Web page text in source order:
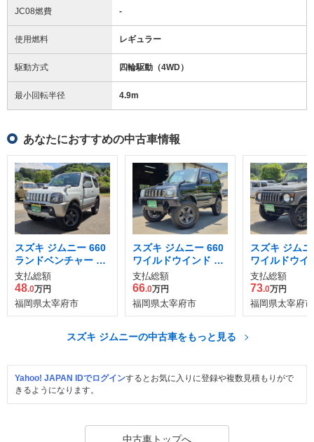
JC08燃費 -
使用燃料 レギュラー
駆動方式 四輪駆動（4WD）
最小回転半径 4.9m
あなたにおすすめの中古車情報
スズキ ジムニー 660
ランドベンチャー 4
WD
支払総額
48.0万円
福岡県太宰府市
スズキ ジムニー 660
ワイルドウインド 4
WD
支払総額
66.0万円
福岡県太宰府市
スズキ ジム
ワイルドウイ
WD
支払総額
73.0万円
福岡県太宰府市
スズキ ジムニーの中古車をもっと見る
Yahoo! JAPAN IDでログインするとお気に入りに登録や複数見積もりがで
きるようになります。
中古車トップへ